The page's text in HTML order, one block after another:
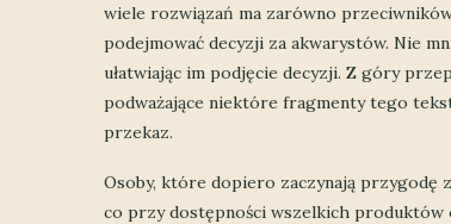
wiele rozwiązań ma zarówno
podejmować decyzji za akwarystów. Nie
ułatwiając im podjęcie decyzji. Z góry
podważające niektóre fragmenty tego
przekaz.
Osoby, które dopiero zaczynają przygodę
co przy dostępności wszelkich produktów